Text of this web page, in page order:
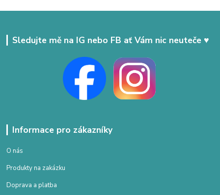
Sledujte mě na IG nebo FB ať Vám nic neuteče ♥
Informace pro zákazníky
O nás
Produkty na zakázku
Doprava a platba